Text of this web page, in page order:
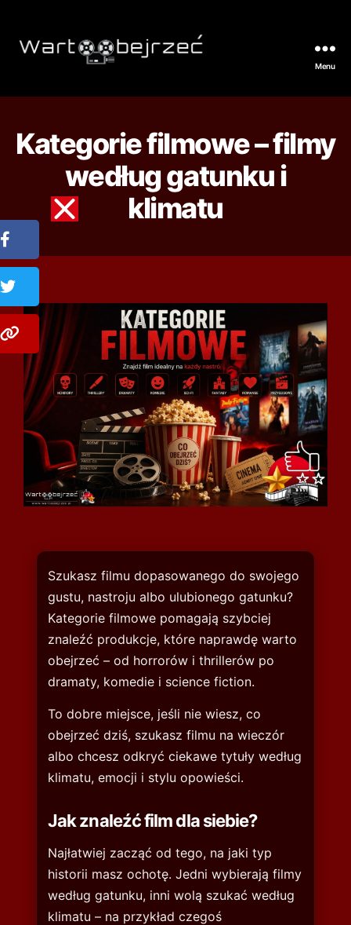
Menu
Kategorie filmowe – filmy
według gatunku i
klimatu
Szukasz filmu dopasowanego do swojego
gustu, nastroju albo ulubionego gatunku?
Kategorie filmowe pomagają szybciej
znaleźć produkcje, które naprawdę warto
obejrzeć – od horrorów i thrillerów po
dramaty, komedie i science fiction.
To dobre miejsce, jeśli nie wiesz, co
obejrzeć dziś, szukasz filmu na wieczór
albo chcesz odkryć ciekawe tytuły według
klimatu, emocji i stylu opowieści.
Jak znaleźć film dla siebie?
Najłatwiej zacząć od tego, na jaki typ
historii masz ochotę. Jedni wybierają filmy
według gatunku, inni wolą szukać według
klimatu – na przykład czegoś